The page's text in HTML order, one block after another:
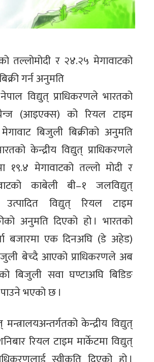
तल्लोमोदी र २४.२५ मेगावाटको
गर्न अनुमति
विद्युत् प्राधिकरणले भारतको
(आइएक्स) को रियल टाइम
बिजुली बिक्रीको अनुमति
केन्द्रीय विद्युत् प्राधिकरणले
१९.४ मेगावाटको तल्लो मोदी र
काबेली बी–१ जलविद्युत्
विद्युत् रियल टाइम
अनुमति दिएको हो । भारतको
बजारमा एक दिनअघि (डे अहेड)
बेच्दै आएको प्राधिकरणले अब
बिजुली सवा घण्टाअघि बिडिङ
पाउने भएको छ ।
मन्त्रालयअन्तर्गतको केन्द्रीय विद्युत्
रियल टाइम मार्केटमा विद्युत्